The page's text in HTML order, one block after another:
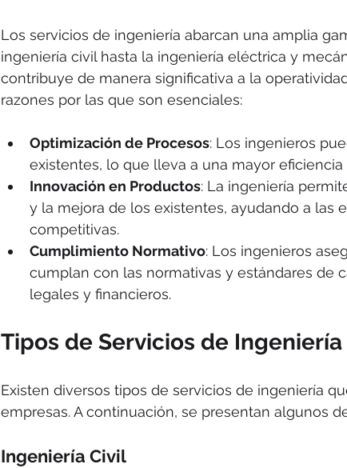
Los servicios de ingeniería abarcan una amplia
ingeniería civil hasta la ingeniería eléctrica y
contribuye de manera significativa a la
razones por las que son esenciales:
Optimización de Procesos: Los ingenieros
existentes, lo que lleva a una mayor
Innovación en Productos: La ingeniería
y la mejora de los existentes, ayudando a las
competitivas.
Cumplimiento Normativo: Los ingenieros
cumplan con las normativas y estándares de
legales y financieros.
Tipos de Servicios de Ingeniería
Existen diversos tipos de servicios de ingeniería
empresas. A continuación, se presentan algunos
Ingeniería Civil